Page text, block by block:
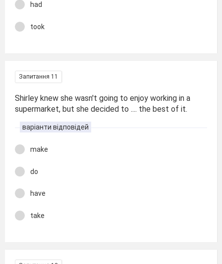
had
took
Запитання 11
Shirley knew she wasn't going to enjoy working in a
supermarket, but she decided to .... the best of it.
варіанти відповідей
make
do
have
take